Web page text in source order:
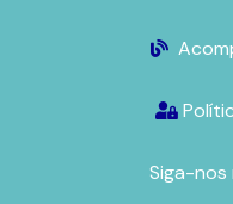
Siga-nos